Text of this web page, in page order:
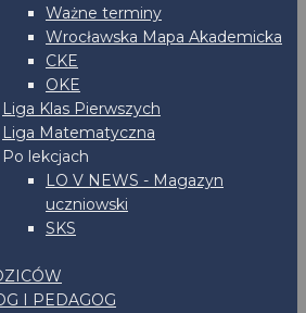
Ważne terminy
Wrocławska Mapa Akademicka
CKE
OKE
Liga Klas Pierwszych
Liga Matematyczna
Po lekcjach
LO V NEWS - Magazyn
uczniowski
SKS
I PEDAGOG